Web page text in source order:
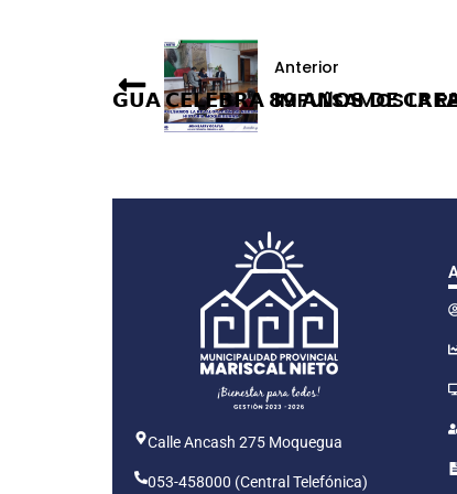
Anterior
IMPULSAMOS LA
𝗠𝗢𝗤𝗨𝗘𝗚𝗨𝗔 𝗖𝗘𝗟𝗘𝗕𝗥𝗔 𝟴𝟵 𝗔𝗡̃𝗢𝗦 𝗗𝗘
Calle Ancash 275 Moquegua
053-458000 (Central Telefónica)